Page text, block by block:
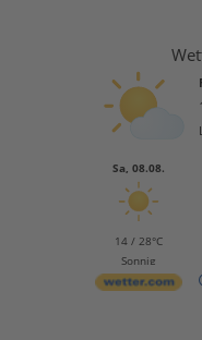
Sa, 08.08.
14 / 28°C
Sonnig